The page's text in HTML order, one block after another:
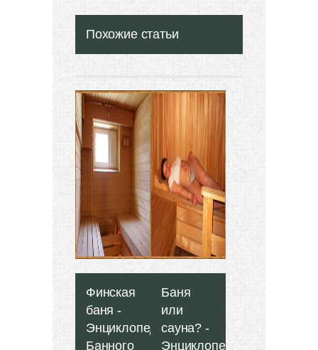
Похожие статьи
Финская
баня -
Энциклопедия
Банного
Баня
или
сауна? -
Энциклопедия